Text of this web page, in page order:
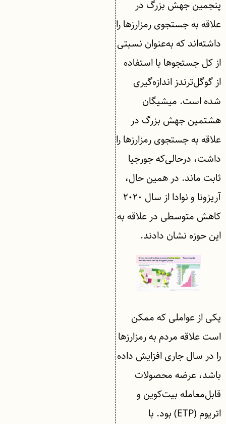
پنجمین جهش بزرگ در
علاقه به جستجوی رمزارزها را
داشته‌اند که به‌عنوان نسبتی
از کل جستجوها با استفاده
از گوگل‌ترندز اندازه‌گیری
شده است. میشیگان
هشتمین جهش بزرگ در
علاقه به جستجوی رمزارزها را
داشت، درحالی‌که جورجیا
ثابت ماند. در همین حال،
آریزونا و نوادا از سال ۲۰۲۰
کاهش متوسطی در علاقه به
این حوزه نشان دادند.
یکی از عواملی که ممکن
است علاقه مردم به رمزارزها
را در سال جاری افزایش داده
باشد، عرضه محصولات
قابل‌معامله بیت‌کوین و
اتریوم (ETP) بود. با